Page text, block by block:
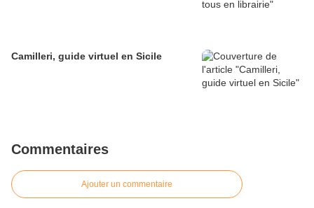
Camilleri, guide virtuel en Sicile
Commentaires
Ajouter un commentaire